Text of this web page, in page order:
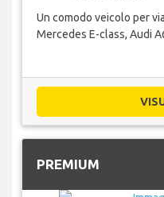
Un comodo veicolo per
Mercedes E-class, Audi
PREMIUM